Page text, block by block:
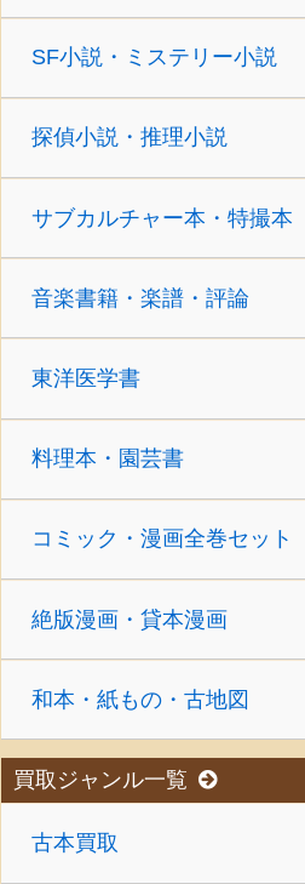
SF小説・ミステリー小説
探偵小説・推理小説
サブカルチャー本・特撮本
音楽書籍・楽譜・評論
東洋医学書
料理本・園芸書
コミック・漫画全巻セット
絶版漫画・貸本漫画
和本・紙もの・古地図
買取ジャンル一覧
古本買取